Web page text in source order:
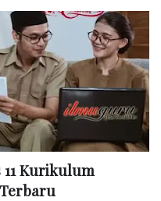
11 Kurikulum